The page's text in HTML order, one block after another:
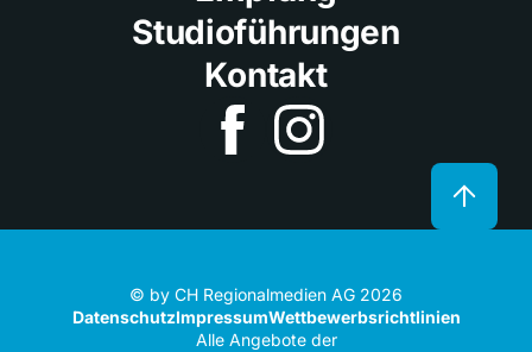
Studioführungen
Kontakt
© by CH Regionalmedien AG 2026
DatenschutzImpressumWettbewerbsrichtlinien
Alle Angebote der